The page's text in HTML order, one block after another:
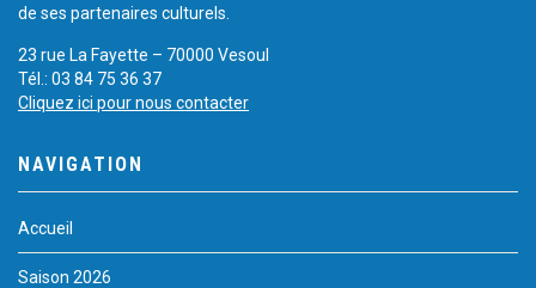
de ses partenaires culturels.
23 rue La Fayette – 70000 Vesoul
Tél.: 03 84 75 36 37
Cliquez ici pour nous contacter
NAVIGATION
Accueil
Saison 2026